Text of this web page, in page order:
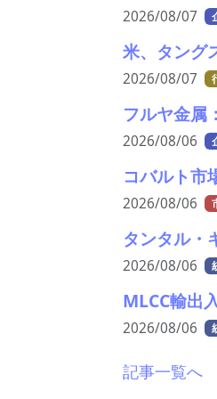
2026/08/07
米、タング
2026/08/07
フルヤ金属
2026/08/06
コバルト
2026/08/06
タンタル
2026/08/06
MLCC輸出
2026/08/06
記事一覧へ